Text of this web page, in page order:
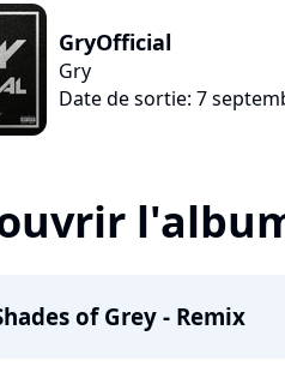
GryOfficial
Gry
Date de sortie: 7
of Grey - Remix